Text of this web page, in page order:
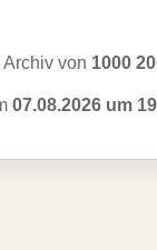
Archiv von 1000
07.08.2026 um